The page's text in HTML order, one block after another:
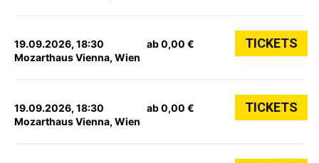
19.09.2026, 18:30
Mozarthaus Vienna, Wien
ab 0,00 € TICKETS
19.09.2026, 18:30
Mozarthaus Vienna, Wien
ab 0,00 € TICKETS